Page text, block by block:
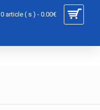
0 article ( s ) - 0.00€